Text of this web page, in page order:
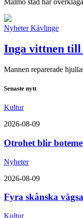
Malmö stad har
Nyheter Kävlinge
Inga vittnen till
Mannen reparerade
Senaste nytt
Kultur
2026-08-09
Otrohet blir
Nyheter
2026-08-09
Fyra skånska
Kultur